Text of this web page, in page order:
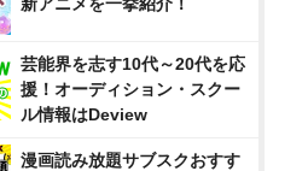
芸能界を志す10代～20代を応
援！オーディション・スクー
ル情報はDeview
漫画読み放題サブスクおすす